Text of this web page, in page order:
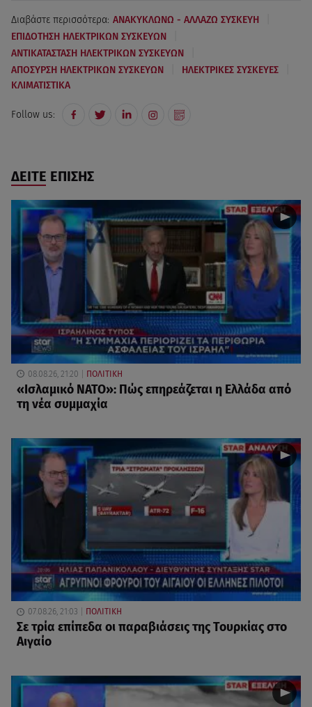
Διαβάστε περισσότερα: ΑΝΑΚΥΚΛΩΝΩ - ΑΛΛΑΖΩ ΣΥΣΚΕΥΗ
ΕΠΙΔΟΤΗΣΗ ΗΛΕΚΤΡΙΚΩΝ ΣΥΣΚΕΥΩΝ
ΑΝΤΙΚΑΤΑΣΤΑΣΗ ΗΛΕΚΤΡΙΚΩΝ ΣΥΣΚΕΥΩΝ
ΑΠΟΣΥΡΣΗ ΗΛΕΚΤΡΙΚΩΝ ΣΥΣΚΕΥΩΝ ΗΛΕΚΤΡΙΚΕΣ ΣΥΣΚΕΥΕΣ
ΚΛΙΜΑΤΙΣΤΙΚΑ
Follow us:
ΔΕΙΤΕ ΕΠΙΣΗΣ
08.08.26, 21:20 ΠΟΛΙΤΙΚΗ
«Ισλαμικό ΝΑΤΟ»: Πώς επηρεάζεται η Ελλάδα από
τη νέα συμμαχία
07.08.26, 21:03 ΠΟΛΙΤΙΚΗ
Σε τρία επίπεδα οι παραβιάσεις της Τουρκίας στο
Αιγαίο